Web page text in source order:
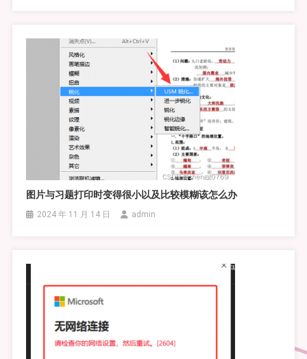
图片与习题打印时变得很小以及比较模糊该怎么办
2024 年 11 月 14 日 admin